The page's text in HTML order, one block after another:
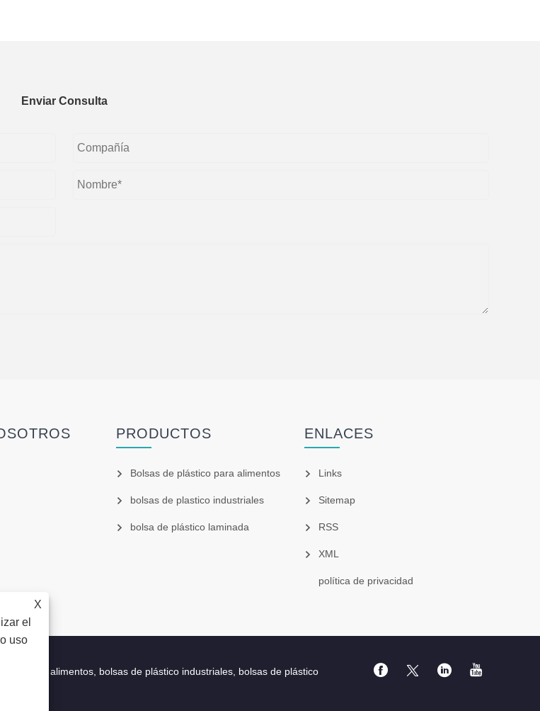
Enviar Consulta
X
el
uso
PRODUCTOS
Bolsas de plástico para alimentos
bolsas de plastico industriales
bolsa de plástico laminada
ENLACES
Links
Sitemap
RSS
XML
política de privacidad
para alimentos, bolsas de plástico industriales, bolsas de plástico